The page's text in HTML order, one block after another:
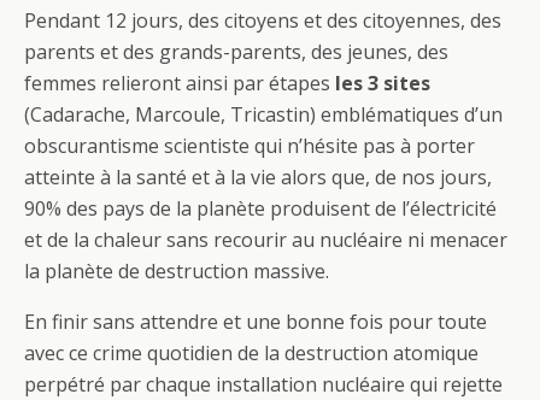
Pendant 12 jours, des citoyens et des citoyennes, des
parents et des grands-parents, des jeunes, des
femmes relieront ainsi par étapes les 3 sites
(Cadarache, Marcoule, Tricastin) emblématiques d’un
obscurantisme scientiste qui n’hésite pas à porter
atteinte à la santé et à la vie alors que, de nos jours,
90% des pays de la planète produisent de l’électricité
et de la chaleur sans recourir au nucléaire ni menacer
la planète de destruction massive.
En finir sans attendre et une bonne fois pour toute
avec ce crime quotidien de la destruction atomique
perpétré par chaque installation nucléaire qui rejette